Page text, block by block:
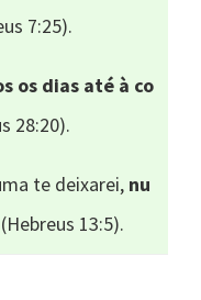
7:25).
os dias até à co
28:20).
te deixarei, nu
13:5).